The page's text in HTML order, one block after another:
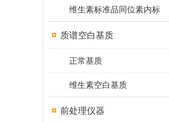
维生素标准品同位素内标
质谱空白基质
正常基质
维生素空白基质
前处理仪器